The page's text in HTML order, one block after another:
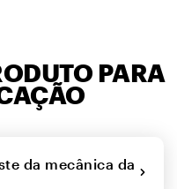
PARA
da mecânica da